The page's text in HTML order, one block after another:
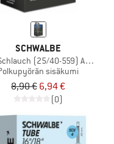
SCHWALBE
(25/40-559) AV 12A
sisäkumi
8,90 € 6,94 €
(0)